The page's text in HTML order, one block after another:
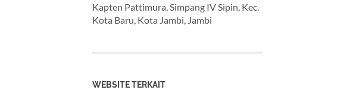
Kapten Pattimura, Simpang IV Sipin, Kec.
Kota Baru, Kota Jambi, Jambi
WEBSITE TERKAIT